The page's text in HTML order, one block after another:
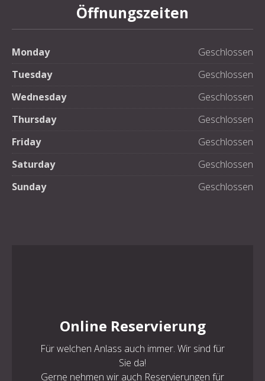
Öffnungszeiten
Monday
Geschlossen
Tuesday
Geschlossen
Wednesday
Geschlossen
Thursday
Geschlossen
Friday
Geschlossen
Saturday
Geschlossen
Sunday
Geschlossen
Online Reservierung
Für welchen Anlass auch immer. Wir sind für
Sie da!
Gerne nehmen wir auch Reservierungen für